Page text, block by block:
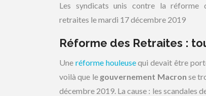
Les syndicats unis contre la réforme
retraites le mardi 17 décembre 2019
Réforme des Retraites :
Une réforme houleusequi devait être
voilà que le gouvernement Macron se
décembre 2019. La cause : les scandales